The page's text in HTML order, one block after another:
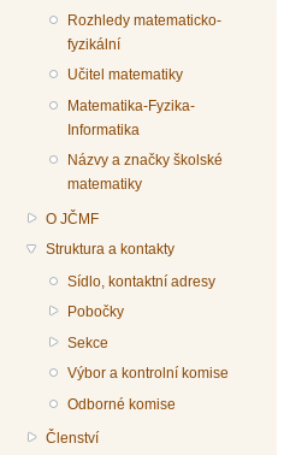
Rozhledy matematicko-
fyzikální
Učitel matematiky
Matematika-Fyzika-
Informatika
Názvy a značky školské
matematiky
O JČMF
Struktura a kontakty
Sídlo, kontaktní adresy
Pobočky
Sekce
Výbor a kontrolní komise
Odborné komise
Členství